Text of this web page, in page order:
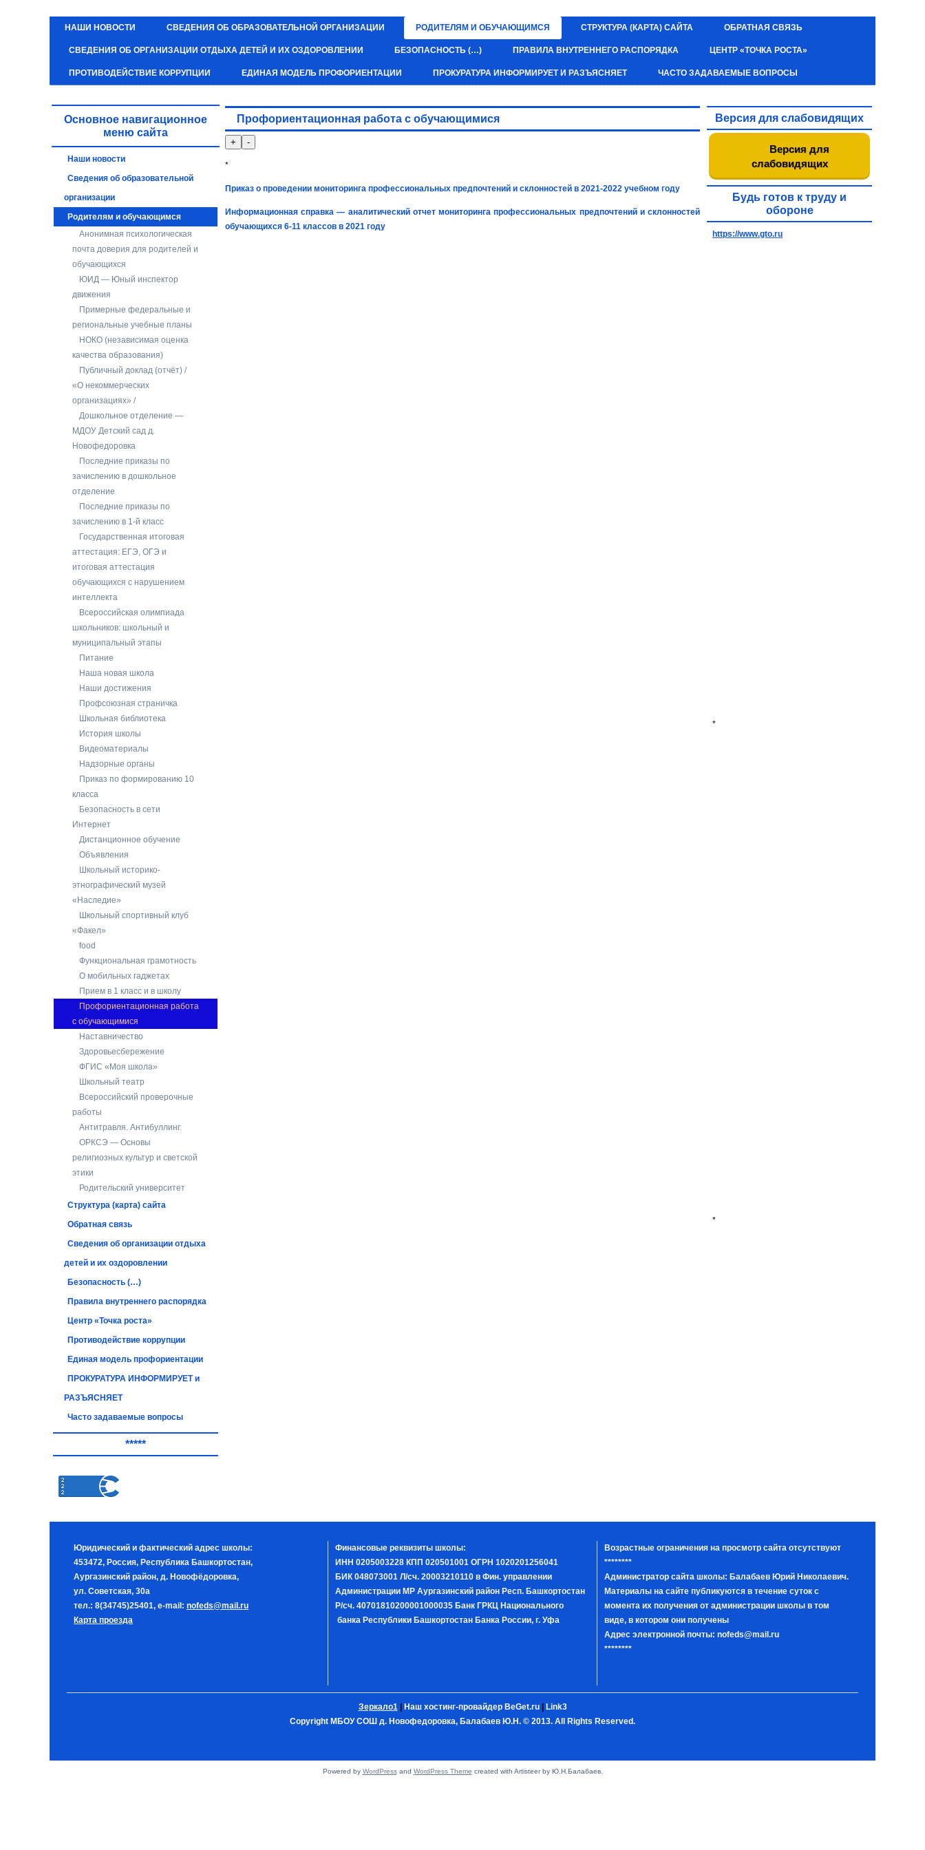
НАШИ НОВОСТИ СВЕДЕНИЯ ОБ ОБРАЗОВАТЕЛЬНОЙ ОРГАНИЗАЦИИ РОДИТЕЛЯМ И ОБУЧАЮЩИМСЯ СТРУКТУРА (КАРТА) САЙТА ОБРАТНАЯ СВЯЗЬ
СВЕДЕНИЯ ОБ ОРГАНИЗАЦИИ ОТДЫХА ДЕТЕЙ И ИХ ОЗДОРОВЛЕНИИ БЕЗОПАСНОСТЬ (…) ПРАВИЛА ВНУТРЕННЕГО РАСПОРЯДКА ЦЕНТР «ТОЧКА РОСТА»
ПРОТИВОДЕЙСТВИЕ КОРРУПЦИИ ЕДИНАЯ МОДЕЛЬ ПРОФОРИЕНТАЦИИ ПРОКУРАТУРА ИНФОРМИРУЕТ И РАЗЪЯСНЯЕТ ЧАСТО ЗАДАВАЕМЫЕ ВОПРОСЫ
Основное навигационное
меню сайта
Наши новости
Сведения об образовательной
организации
Родителям и обучающимся
Анонимная психологическая
почта доверия для родителей и
обучающихся
ЮИД — Юный инспектор
движения
Примерные федеральные и
региональные учебные планы
НОКО (независимая оценка
качества образования)
Публичный доклад (отчёт) /
«О некоммерческих
организациях» /
Дошкольное отделение —
МДОУ Детский сад д.
Новофедоровка
Последние приказы по
зачислению в дошкольное
отделение
Последние приказы по
зачислению в 1-й класс
Государственная итоговая
аттестация: ЕГЭ, ОГЭ и
итоговая аттестация
обучающихся с нарушением
интеллекта
Всероссийская олимпиада
школьников: школьный и
муниципальный этапы
Питание
Наша новая школа
Наши достижения
Профсоюзная страничка
Школьная библиотека
История школы
Видеоматериалы
Надзорные органы
Приказ по формированию 10
класса
Безопасность в сети
Интернет
Дистанционное обучение
Объявления
Школьный историко-
этнографический музей
«Наследие»
Школьный спортивный клуб
«Факел»
food
Функциональная грамотность
О мобильных гаджетах
Прием в 1 класс и в школу
Профориентационная работа
с обучающимися
Наставничество
Здоровьесбережение
ФГИС «Моя школа»
Школьный театр
Всероссийский проверочные
работы
Антитравля. Антибуллинг.
ОРКСЭ — Основы
религиозных культур и светской
этики
Родительский университет
Структура (карта) сайта
Обратная связь
Сведения об организации отдыха
детей и их оздоровлении
Безопасность (…)
Правила внутреннего распорядка
Центр «Точка роста»
Противодействие коррупции
Единая модель профориентации
ПРОКУРАТУРА ИНФОРМИРУЕТ и
РАЗЪЯСНЯЕТ
Часто задаваемые вопросы
*****
Профориентационная работа с обучающимися
*
Приказ о проведении мониторинга профессиональных предпочтений и склонностей в 2021-2022 учебном году
Информационная справка — аналитический отчет мониторинга профессиональных предпочтений и склонностей
обучающихся 6-11 классов в 2021 году
Версия для слабовидящих
Версия для
слабовидящих
Будь готов к труду и
обороне
https://www.gto.ru
*
*
Юридический и фактический адрес школы:
453472, Россия, Республика Башкортостан,
Аургазинский район, д. Новофёдоровка,
ул. Советская, 30а
тел.: 8(34745)25401, e-mail: nofeds@mail.ru
Карта проезда
Финансовые реквизиты школы:
ИНН 0205003228 КПП 020501001 ОГРН 1020201256041
БИК 048073001 Л/сч. 20003210110 в Фин. управлении
Администрации МР Аургазинский район Респ. Башкортостан
Р/сч. 40701810200001000035 Банк ГРКЦ Национального
банка Республики Башкортостан Банка России, г. Уфа
Возрастные ограничения на просмотр сайта отсутствуют
********
Администратор сайта школы: Балабаев Юрий Николаевич.
Материалы на сайте публикуются в течение суток с
момента их получения от администрации школы в том
виде, в котором они получены
Адрес электронной почты: nofeds@mail.ru
********
Зеркало1| Наш хостинг-провайдер BeGet.ru|
Link3
Copyright МБОУ СОШ д. Новофедоровка, Балабаев Ю.Н. © 2013. All Rights Reserved.
Powered by WordPressand WordPress Theme created with Artisteer by Ю.Н.Балабаев.